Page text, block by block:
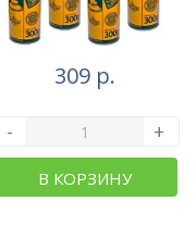
309 р.
- +
В КОРЗИНУ